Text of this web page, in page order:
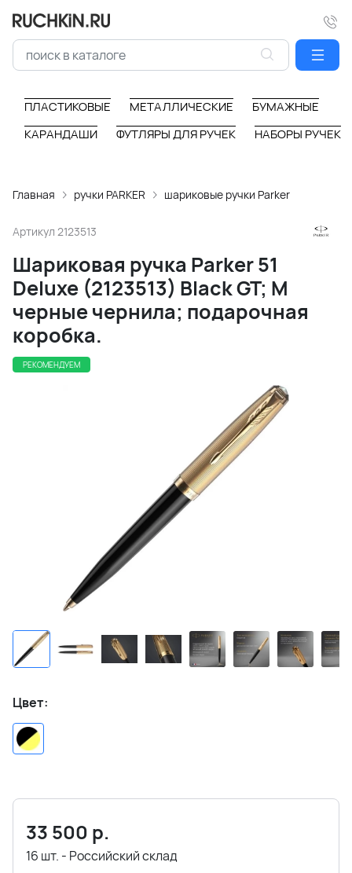
ПЛАСТИКОВЫЕ МЕТАЛЛИЧЕСКИЕ
БУМАЖНЫЕ
КАРАНДАШИ
ФУТЛЯРЫ ДЛЯ РУЧЕК НАБОРЫ РУЧЕК
Главная ручки PARKER шариковые ручки Parker
Артикул 2123513
Шариковая ручка Parker 51
Deluxe (2123513) Black GT; M
черные чернила; подарочная
коробка.
РЕКОМЕНДУЕМ
Цвет:
33 500 р.
16 шт. - Российский склад